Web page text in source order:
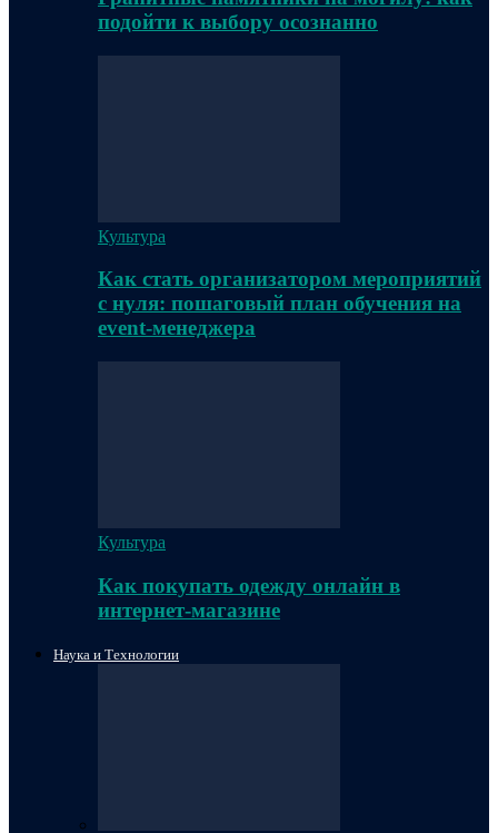
подойти к выбору осознанно
Культура
Как стать организатором мероприятий
с нуля: пошаговый план обучения на
event-менеджера
Культура
Как покупать одежду онлайн в
интернет-магазине
Наука и Технологии